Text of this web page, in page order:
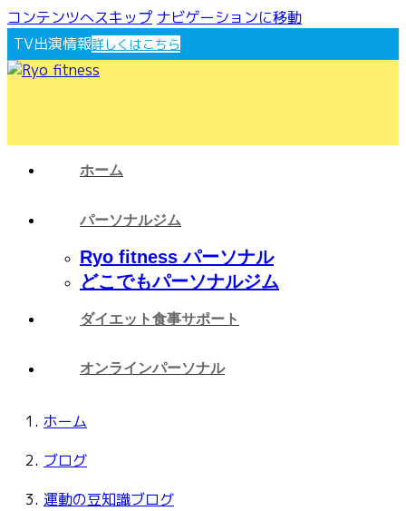
コンテンツへスキップ ナビゲーションに移動
TV出演情報詳しくはこちら
ホーム
パーソナルジム
Ryo fitness パーソナル
どこでもパーソナルジム
ダイエット食事サポート
オンラインパーソナル
ホーム
ブログ
運動の豆知識ブログ